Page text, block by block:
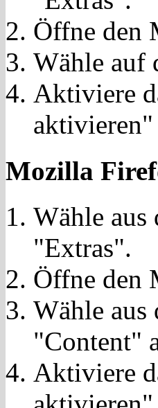
Öffne den
Wähle auf
Aktiviere
Mozilla
Wähle
"Extras".
Öffne den
Wähle
"Content"
Aktiviere